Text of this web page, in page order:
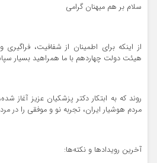
سلام بر هم میهنان گرامی
از اینکه برای اطمینان از شفافیت،
هیئت دولت چهاردهم با ما همراهید بسیار
روند که به ابتکار دکتر پزشکیان عزیز آغاز
مردم هوشیار ایران، تجربه نو و موفقی را در
آخرین رویدادها و نکته‌ها: